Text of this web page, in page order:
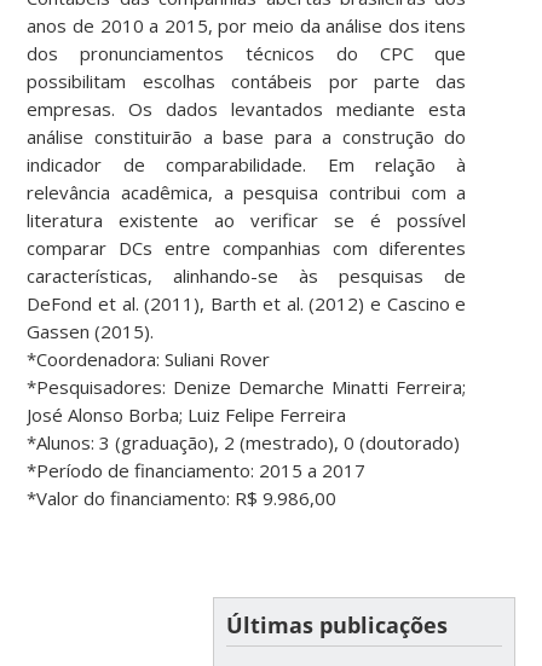
anos de 2010 a 2015, por meio da análise dos itens
dos pronunciamentos técnicos do CPC que
possibilitam escolhas contábeis por parte das
empresas. Os dados levantados mediante esta
análise constituirão a base para a construção do
indicador de comparabilidade. Em relação à
relevância acadêmica, a pesquisa contribui com a
literatura existente ao verificar se é possível
comparar DCs entre companhias com diferentes
características, alinhando-se às pesquisas de
DeFond et al. (2011), Barth et al. (2012) e Cascino e
Gassen (2015).
*Coordenadora: Suliani Rover
*Pesquisadores: Denize Demarche Minatti Ferreira;
José Alonso Borba; Luiz Felipe Ferreira
*Alunos: 3 (graduação), 2 (mestrado), 0 (doutorado)
*Período de financiamento: 2015 a 2017
*Valor do financiamento: R$ 9.986,00
Últimas publicações